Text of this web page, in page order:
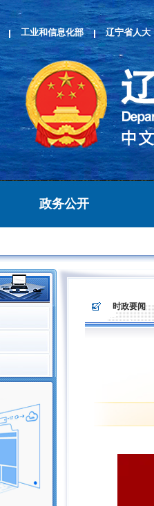
工业和信息化部 辽宁省人大
政务公开
> 时政要闻